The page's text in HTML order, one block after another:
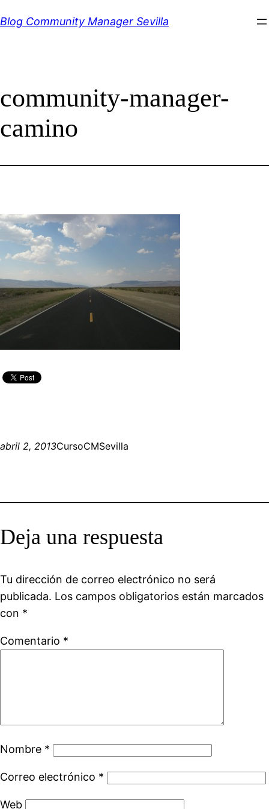
al
Blog Community Manager Sevilla
community-manager-
camino
abril 2, 2013CursoCMSevilla
Deja una respuesta
Tu dirección de correo electrónico no será
publicada. Los campos obligatorios están marcados
con *
Comentario *
Nombre *
Correo electrónico *
Web